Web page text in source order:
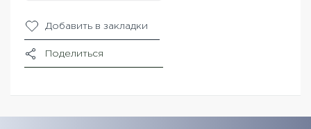
Добавить в закладки
Поделиться